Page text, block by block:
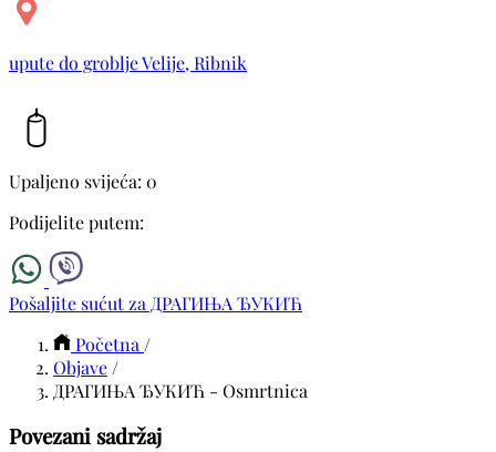
upute do groblje Velije, Ribnik
Upaljeno svijeća: 0
Podijelite putem:
Pošaljite sućut za ДРАГИЊА ЂУКИЋ
Početna /
Objave /
ДРАГИЊА ЂУКИЋ - Osmrtnica
Povezani sadržaj